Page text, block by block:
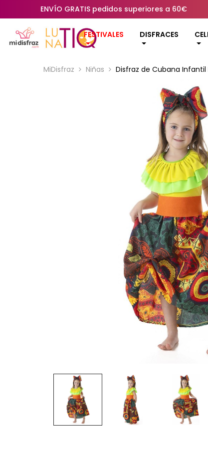
ENVÍO GRATIS pedidos superiores a 60€
FESTIVALES DISFRACES
MiDisfraz Niñas Disfraz de Cubana Infantil